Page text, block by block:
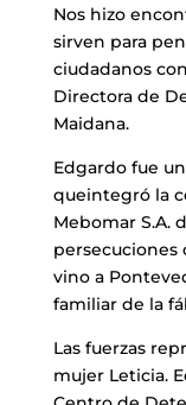
Nos hizo
sirven para
ciudadanos
Directora de
Maidana.
Edgardo fue
queintegró la
Mebomar S.A.
persecuciones
vino a
familiar de la
Las fuerzas
mujer Leticia.